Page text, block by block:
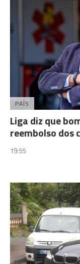
PAÍS
Liga diz que
reembolso dos
19:55